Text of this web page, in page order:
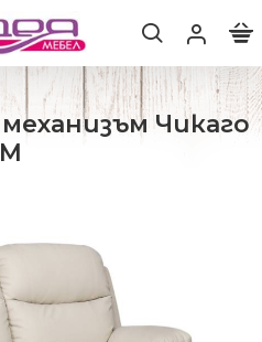
Чикаго